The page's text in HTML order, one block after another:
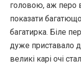
головою, аж перо
показати
багатирка. Біле
дуже приставало
великі карі очі